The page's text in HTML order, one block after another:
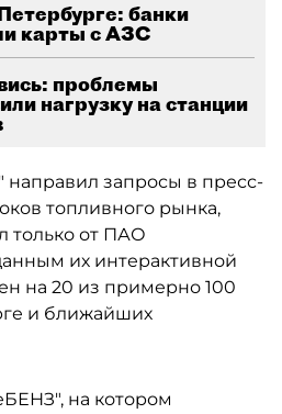
банки
карты с АЗС
проблемы
нагрузку на станции
направил запросы в пресс-
топливного рынка,
только от ПАО
их интерактивной
на 20 из примерно 100
и ближайших
на котором